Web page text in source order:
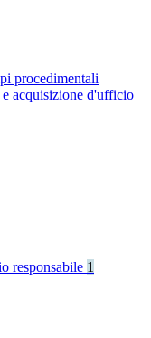
procedimentali
acquisizione d'ufficio
responsabile 1